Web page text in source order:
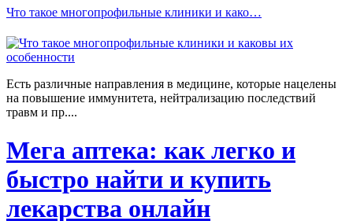
Что такое многопрофильные клиники и како…
Есть различные направления в медицине, которые нацелены
на повышение иммунитета, нейтрализацию последствий
травм и пр....
Мега аптека: как легко и
быстро найти и купить
лекарства онлайн